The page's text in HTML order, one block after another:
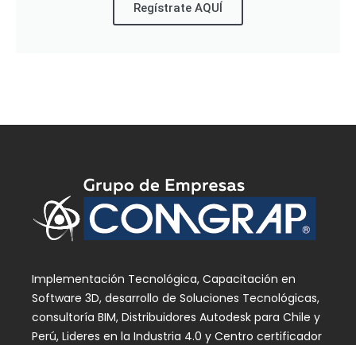
Regístrate AQUÍ
Implementación Tecnológica, Capacitación en
Software 3D, desarrollo de Soluciones Tecnológicas,
consultoría BIM, Distribuidores Autodesk para Chile y
Perú, Lideres en la Industria 4.0 y Centro certificador